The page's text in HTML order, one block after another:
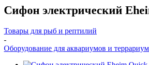
Сифон электрический
Товары для рыб и рептилий
-
Оборудование для аквариумов и